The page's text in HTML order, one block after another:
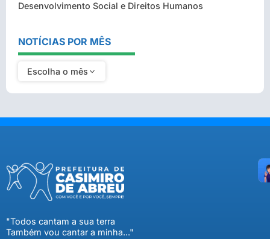
Desenvolvimento Social e Direitos Humanos
NOTÍCIAS POR MÊS
Escolha o mês
"Todos cantam a sua terra
Também vou cantar a minha..."